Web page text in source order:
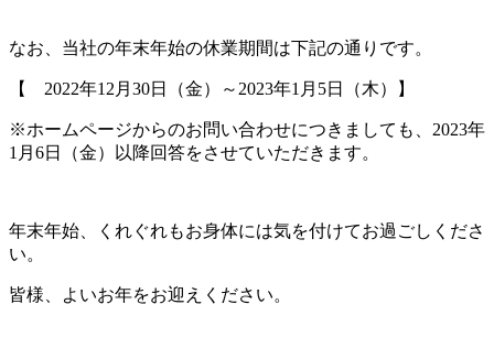
なお、当社の年末年始の休業期間は下記の通りです。
【 2022年12月30日（金）～2023年1月5日（木）】
※ホームページからのお問い合わせにつきましても、2023年
1月6日（金）以降回答をさせていただきます。
年末年始、くれぐれもお身体には気を付けてお過ごしくださ
い。
皆様、よいお年をお迎えください。